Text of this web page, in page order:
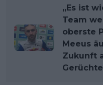
„Es ist
Team
oberste
Meeus
Zukunft